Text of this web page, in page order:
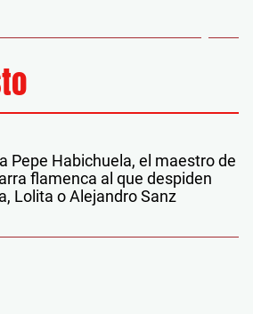
Pepe Habichuela, el maestro de
flamenca al que despiden
Lolita o Alejandro Sanz